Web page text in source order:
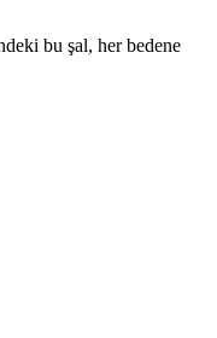
bu şal, her bedene